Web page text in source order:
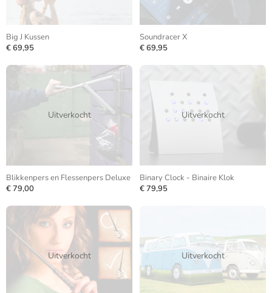
Big J Kussen
€ 69,95
Soundracer X
€ 69,95
Uitverkocht
Blikkenpers en Flessenpers Deluxe
€ 79,00
Uitverkocht
Binary Clock - Binaire Klok
€ 79,95
Uitverkocht Uitverkocht